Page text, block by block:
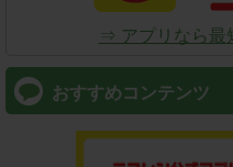
⇒ アプリなら最
おすすめコンテンツ